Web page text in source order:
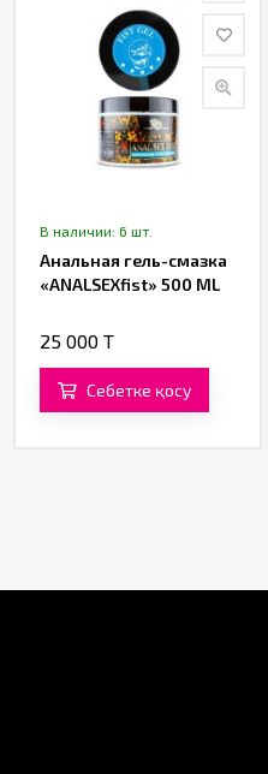
В наличии: 6 шт.
Анальная гель-смазка
«ANALSEXfist» 500 ML
25 000 T
Себетке қосу